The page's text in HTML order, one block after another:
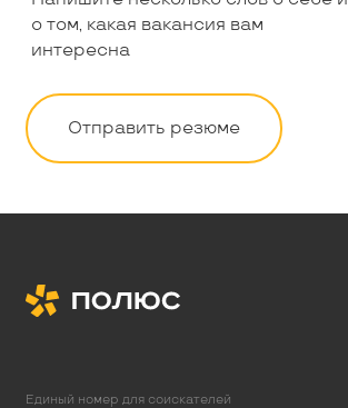
о том, какая вакансия вам
интересна
Отправить резюме
Единый номер для соискателей